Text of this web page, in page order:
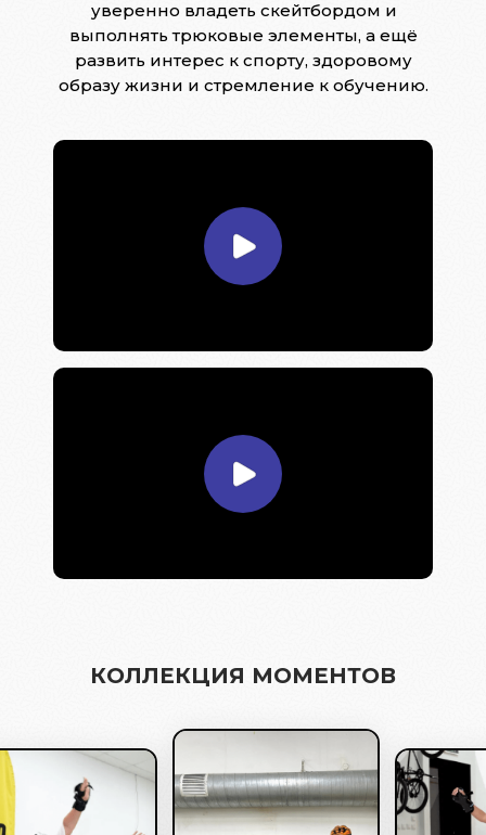
уверенно владеть скейтбордом и
выполнять трюковые элементы, а ещё
развить интерес к спорту, здоровому
образу жизни и стремление к обучению.
КОЛЛЕКЦИЯ МОМЕНТОВ